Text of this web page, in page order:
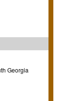
Georgia